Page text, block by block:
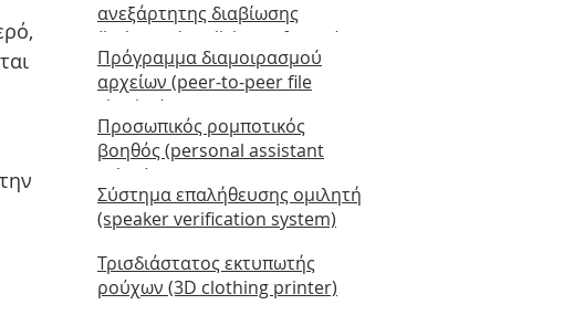
ανεξάρτητης διαβίωσης
(independent living software)
Πρόγραμμα διαμοιρασμού
αρχείων (peer-to-peer file
sharing)
Προσωπικός ρομποτικός
βοηθός (personal assistant
robot)
Σύστημα επαλήθευσης ομιλητή
(speaker verification system)
Τρισδιάστατος εκτυπωτής
ρούχων (3D clothing printer)